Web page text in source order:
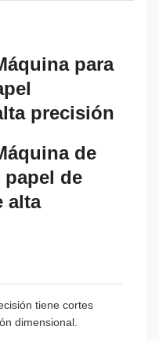
para
precisión
de
de
alta
tiene cortes
dimensional.